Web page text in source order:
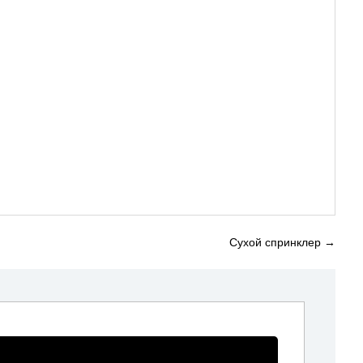
Сухой спринклер →